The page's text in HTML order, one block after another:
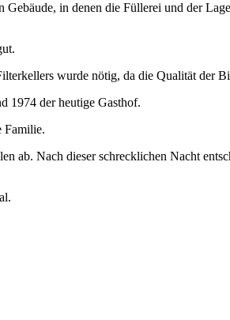
in denen die Füllerei und der
wurde nötig, da die Qualität der
1974 der heutige Gasthof.
Familie.
ab. Nach dieser schrecklichen Nacht